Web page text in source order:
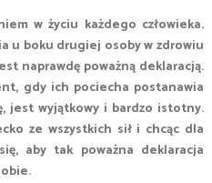
w życiu każdego człowieka.
u boku drugiej osoby w zdrowiu
naprawdę poważną deklaracją.
gdy ich pociecha postanawia
jest wyjątkowy i bardzo istotny.
ze wszystkich sił i chcąc dla
aby tak poważna deklaracja